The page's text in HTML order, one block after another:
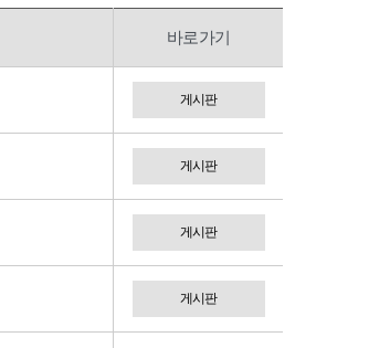
바로가기
게시판
게시판
게시판
게시판